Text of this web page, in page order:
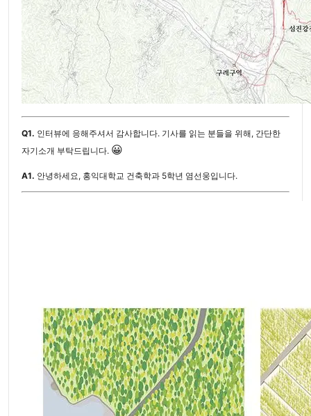
Q1. 인터뷰에 응해주셔서 감사합니다. 기사를 읽는 분들을 위해, 간단한
자기소개 부탁드립니다. 😀
A1. 안녕하세요, 홍익대학교 건축학과 5학년 염선웅입니다.